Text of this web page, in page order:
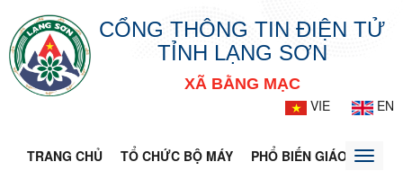
CỔNG THÔNG TIN ĐIỆN TỬ
TỈNH LẠNG SƠN
XÃ BẰNG MẠC
VIE
EN
TRANG CHỦ TỔ CHỨC BỘ MÁY PHỔ BIẾN GIÁO DỤCToggle